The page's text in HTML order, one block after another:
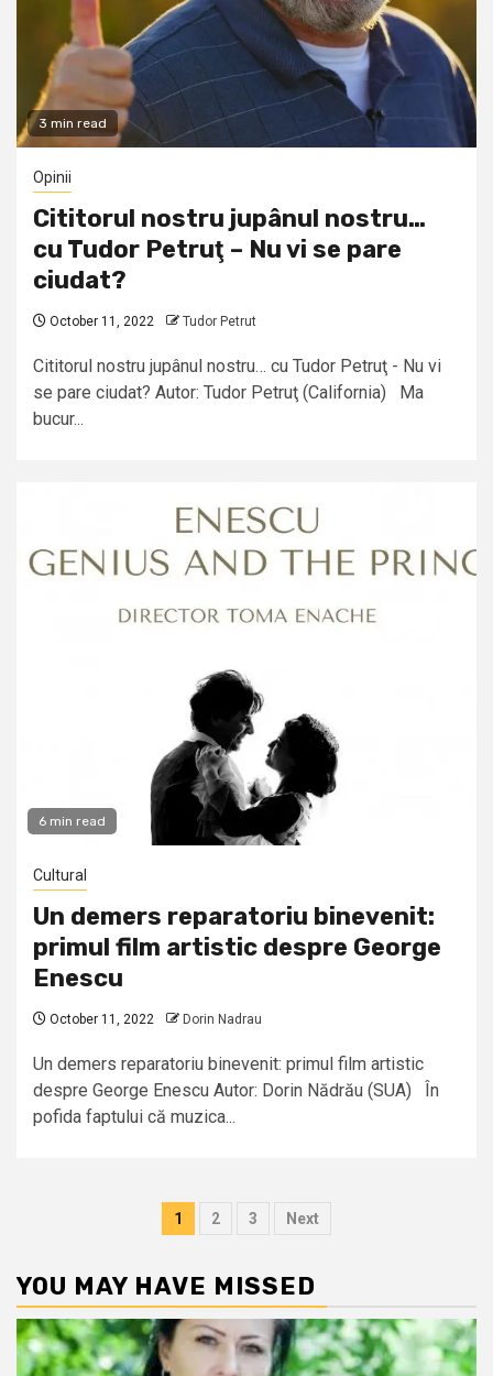
3 min read
Opinii
Cititorul nostru jupânul nostru…
cu Tudor Petruţ – Nu vi se pare
ciudat?
October 11, 2022 Tudor Petrut
Cititorul nostru jupânul nostru… cu Tudor Petruţ - Nu vi
se pare ciudat? Autor: Tudor Petruţ (California) Ma
bucur...
6 min read
Cultural
Un demers reparatoriu binevenit:
primul film artistic despre George
Enescu
October 11, 2022 Dorin Nadrau
Un demers reparatoriu binevenit: primul film artistic
despre George Enescu Autor: Dorin Nădrău (SUA) În
pofida faptului că muzica...
Posts
1 2 3 Next
YOU MAY HAVE MISSED